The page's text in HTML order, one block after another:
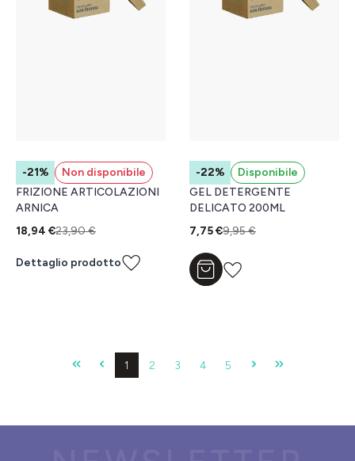
-21%
Non disponibile
FRIZIONE ARTICOLAZIONI
ARNICA
18,94 €23,90 €
Dettaglio prodotto
-22%
Disponibile
GEL DETERGENTE
DELICATO 200ML
7,75 €9,95 €
Aggiungi al carrello
Pagina
1 Pagina
2 Pagina
3 Pagina
4 Pagina
5